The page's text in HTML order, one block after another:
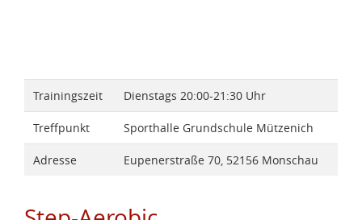
Trainingszeit Dienstags 20:00-21:30 Uhr
Treffpunkt Sporthalle Grundschule Mützenich
Adresse Eupenerstraße 70, 52156 Monschau